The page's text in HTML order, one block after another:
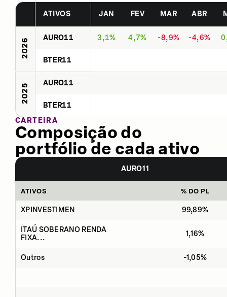
ATIVOS JAN FEV MAR ABR
2026 AURO11 3,1% 4,7% -8,9% -4,6%
BTER11
2025 AURO11
BTER11
CARTEIRA
Composição do
portfólio de cada ativo
AURO11
ATIVOS % DO PL
XPINVESTIMEN 99,89%
ITAÚ SOBERANO RENDA
FIXA...
1,16%
Outros -1,05%